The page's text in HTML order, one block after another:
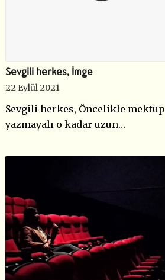
Sevgili herkes, İmge
22 Eylül 2021
Sevgili herkes, Öncelikle mektup
yazmayalı o kadar uzun…